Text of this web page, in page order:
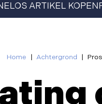
LOS ARTIKEL KOPEN
Home | Achtergrond |